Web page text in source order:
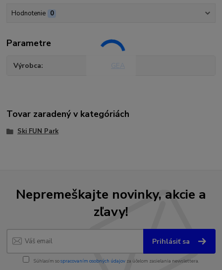
Hodnotenie 0
Parametre
Výrobca GEA
Tovar zaradený v kategóriách
Ski FUN Park
Nepremeškajte novinky, akcie a
zľavy!
Prihlásiť sa
Súhlasím sospracovaním osobných údajov za účelom zasielania newslettera.